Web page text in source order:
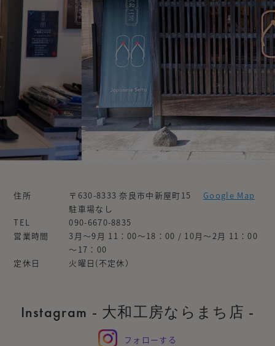
住所 〒630-8333 奈良市中新屋町15
Google Map
駐車場なし
TEL
090-6670-8835
営業時間
3月～9月 11：00～18：00 / 10月～2月 11：00
～17：00
定休日
火曜日(不定休）
Instagram - 大和工房ならまち店 -
フォローする